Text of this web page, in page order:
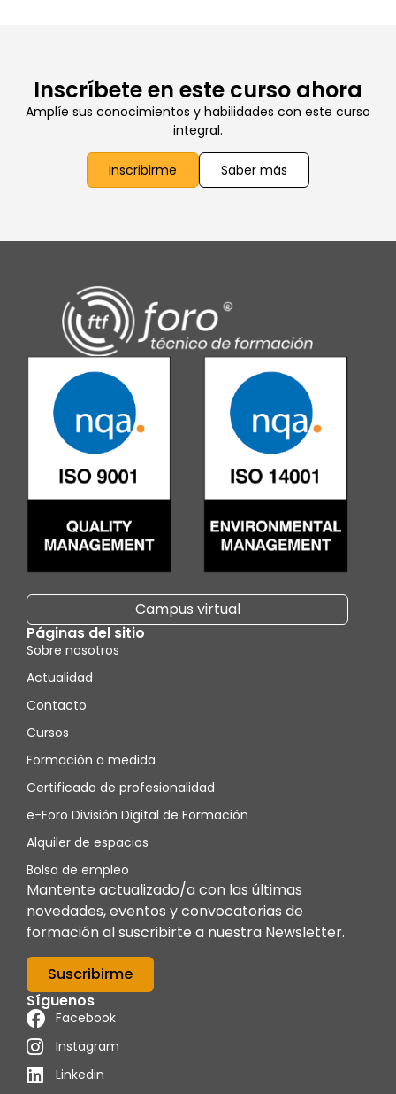
Inscríbete en este curso ahora
Amplíe sus conocimientos y habilidades con este curso
integral.
Inscribirme Saber más
Campus virtual
Páginas del sitio
Sobre nosotros
Actualidad
Contacto
Cursos
Formación a medida
Certificado de profesionalidad
e-Foro División Digital de Formación
Alquiler de espacios
Bolsa de empleo
Mantente actualizado/a con las últimas
novedades, eventos y convocatorias de
formación al suscribirte a nuestra Newsletter.
Suscribirme
Síguenos
Facebook
Instagram
Linkedin